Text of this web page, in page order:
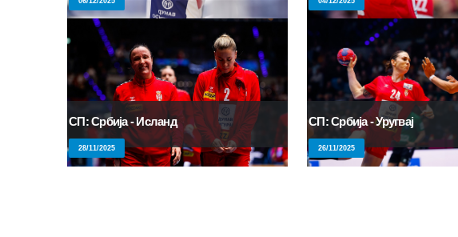
СП: Србија - Исланд
28/11/2025
СП: Србија - Уругвај
26/11/2025